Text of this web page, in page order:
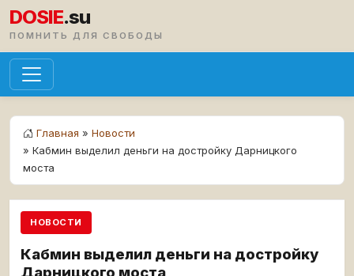
DOSIE.su
ПОМНИТЬ ДЛЯ СВОБОДЫ
Главная » Новости
» Кабмин выделил деньги на достройку Дарницкого
моста
НОВОСТИ
Кабмин выделил деньги на достройку
Дарницкого моста